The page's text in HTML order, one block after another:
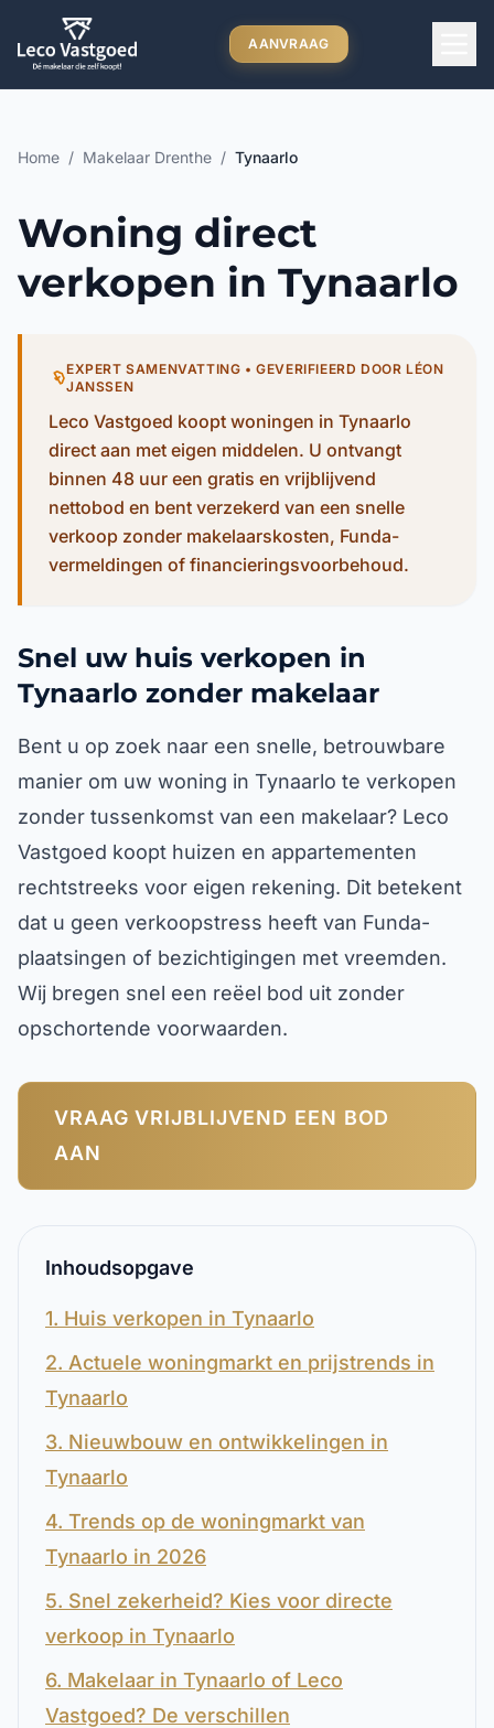
Ga direct naar inhoud
AANVRAAG
Home / Makelaar Drenthe / Tynaarlo
Woning direct
verkopen in Tynaarlo
EXPERT SAMENVATTING • GEVERIFIEERD DOOR LÉON
JANSSEN
Leco Vastgoed koopt woningen in Tynaarlo
direct aan met eigen middelen. U ontvangt
binnen 48 uur een gratis en vrijblijvend
nettobod en bent verzekerd van een snelle
verkoop zonder makelaarskosten, Funda-
vermeldingen of financieringsvoorbehoud.
Snel uw huis verkopen in
Tynaarlo zonder makelaar
Bent u op zoek naar een snelle, betrouwbare
manier om uw woning in Tynaarlo te verkopen
zonder tussenkomst van een makelaar? Leco
Vastgoed koopt huizen en appartementen
rechtstreeks voor eigen rekening. Dit betekent
dat u geen verkoopstress heeft van Funda-
plaatsingen of bezichtigingen met vreemden.
Wij bregen snel een reëel bod uit zonder
opschortende voorwaarden.
VRAAG VRIJBLIJVEND EEN BOD
AAN
Inhoudsopgave
1. Huis verkopen in Tynaarlo
2. Actuele woningmarkt en prijstrends in
Tynaarlo
3. Nieuwbouw en ontwikkelingen in
Tynaarlo
4. Trends op de woningmarkt van
Tynaarlo in 2026
5. Snel zekerheid? Kies voor directe
verkoop in Tynaarlo
6. Makelaar in Tynaarlo of Leco
Vastgoed? De verschillen